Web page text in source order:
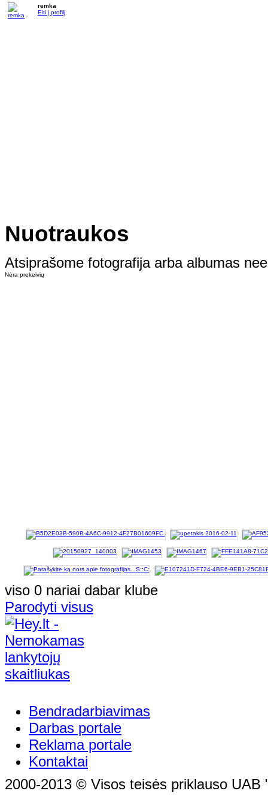
remka
Eiti į profilį
Nuotraukos
Atsiprašome fotografija arba albumas
Nėra prekeivių
viso 0 nariai dabar klube
Parodyti visus
Bendradarbiavimas
Darbas portale
Reklama portale
Kontaktai
2000-2013 © Visos teisės priklauso UAB